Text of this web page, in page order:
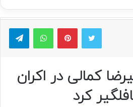
توییتر پینتریستواتس آپ
کمالی در اکران
کرد